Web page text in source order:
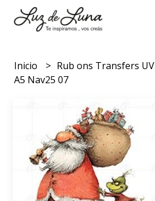
Inicio Rub ons Transfers UV
A5 Nav25 07